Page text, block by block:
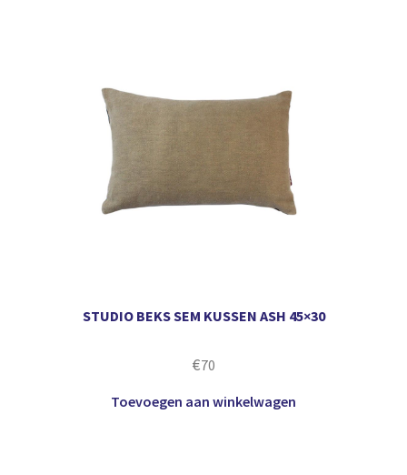
STUDIO BEKS SEM KUSSEN ASH 45×30
€70
Toevoegen aan winkelwagen